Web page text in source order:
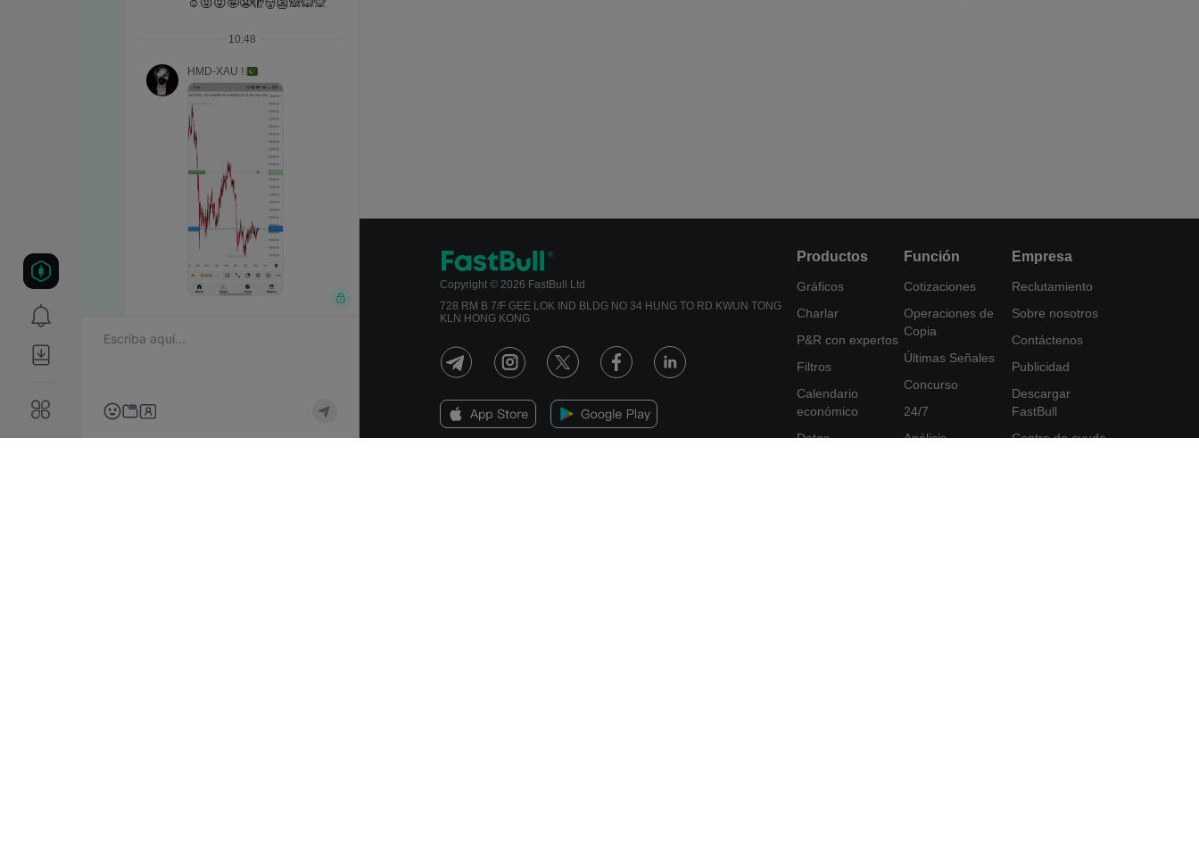
Copyright © 2026 FastBull Ltd
728 RM B 7/F GEE LOK IND BLDG NO 34 HUNG TO RD KWUN TONG
KLN HONG KONG
Productos
Gráficos
Charlar
P&R con expertos
Filtros
Calendario
económico
Datos
Función
Cotizaciones
Operaciones de
Copia
Últimas Señales
Concurso
24/7
Análisis
Empresa
Reclutamiento
Sobre nosotros
Contáctenos
Publicidad
Descargar
FastBull
Centro de ayuda